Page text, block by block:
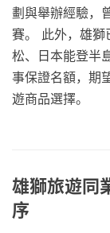
劃與舉辦經驗，
賽。 此外，雄獅
松、日本能登半
事保證名額，期
遊商品選擇。
雄獅旅遊同
序